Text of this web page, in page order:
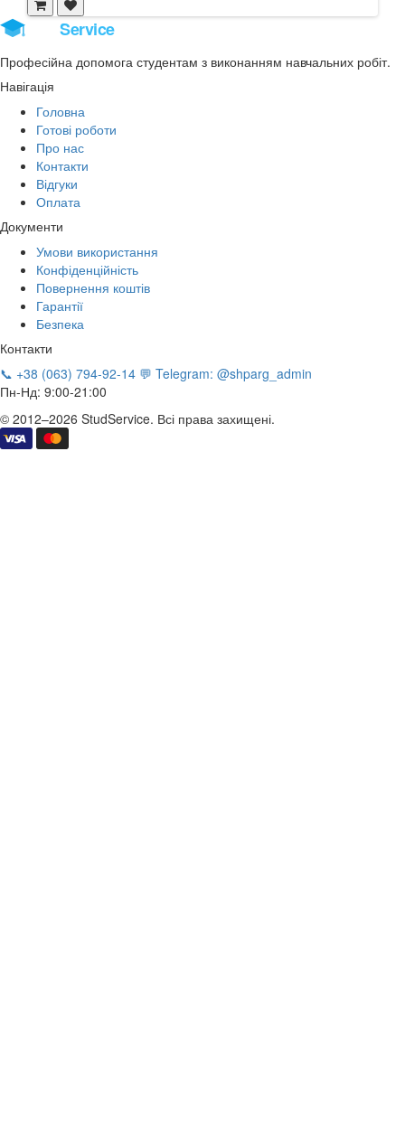
Service
Професійна допомога студентам з виконанням навчальних робіт.
Навігація
Головна
Готові роботи
Про нас
Контакти
Відгуки
Оплата
Документи
Умови використання
Конфіденційність
Повернення коштів
Гарантії
Безпека
Контакти
📞 +38 (063) 794-92-14 💬 Telegram: @shparg_admin
Пн-Нд: 9:00-21:00
© 2012–2026 StudService. Всі права захищені.